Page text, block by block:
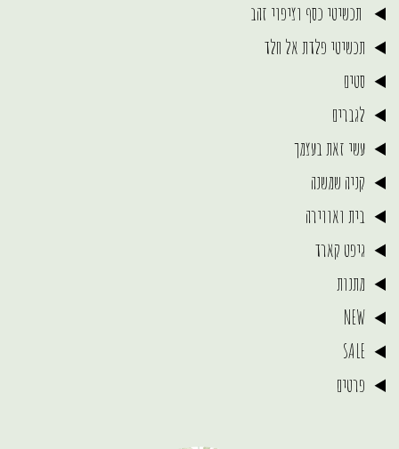
תכשיטי כסף וציפוי זהב
תכשיטי פלדת אל חלד
סטים
לגברים
עשי זאת בעצמך
קניה שמשנה
בית ואווירה
גיפט קארד
מתנות
NEW
SALE
פרטים